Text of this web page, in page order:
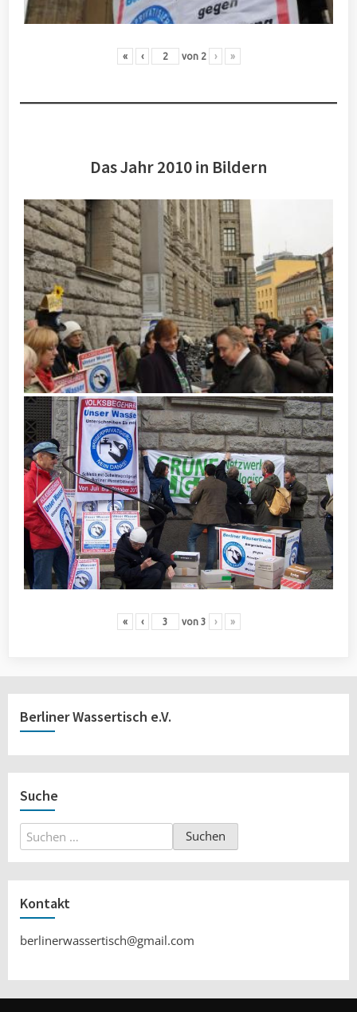
« ‹ von 2 › »
Das Jahr 2010 in Bildern
« ‹ von 3 › »
Berliner Wassertisch e.V.
Suche
Suchen
nach:
Kontakt
berlinerwassertisch@gmail.com